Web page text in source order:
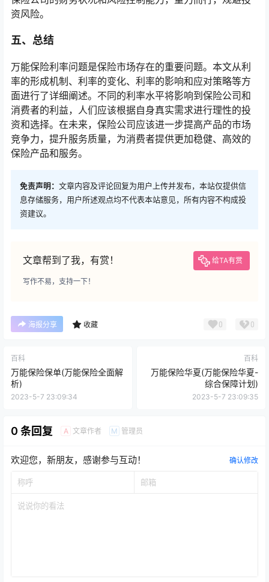
资风险。
五、总结
万能保险利率问题是保险市场存在的重要问题。本文从利
率的形成机制、利率的变化、利率的影响和应对策略等方
面进行了详细阐述。不同的利率水平将影响到保险公司和
消费者的利益，人们应该根据自身真实需求进行理性的投
资和选择。在未来，保险公司应该进一步提高产品的市场
竞争力，提升服务质量，为消费者提供更加稳健、高效的
保险产品和服务。
免责声明： 文章内容及评论回复为用户上传并发布，本站仅提供信
息存储服务，用户所述观点均不代表本站意见，所有内容不构成投
资建议。
文章帮到了我，有赏！ 给TA有赏
写作不易，支持一下！
海报分享 收藏 0 0
百科
万能保险保单(万能保险全面解
析)
2023-5-7 23:09:34
百科
万能保险华夏(万能保险华夏-
综合保障计划)
2023-5-7 23:09:35
0 条回复 A 文章作者 M 管理员
欢迎您，新朋友，感谢参与互动！ 确认修改